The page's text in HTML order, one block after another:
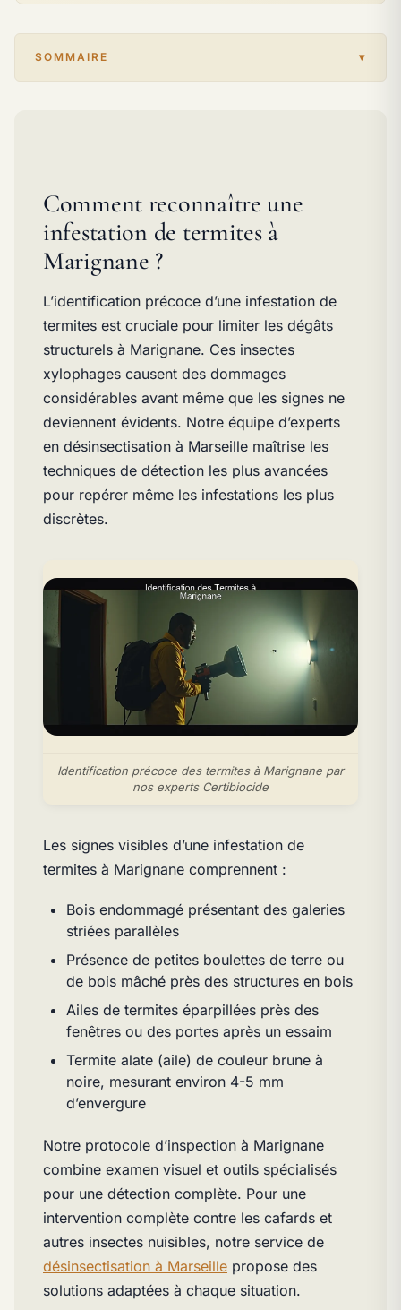
SOMMAIRE
Comment reconnaître une
infestation de termites à
Marignane ?
L’identification précoce d’une infestation de
termites est cruciale pour limiter les dégâts
structurels à Marignane. Ces insectes
xylophages causent des dommages
considérables avant même que les signes ne
deviennent évidents. Notre équipe d’experts
en désinsectisation à Marseille maîtrise les
techniques de détection les plus avancées
pour repérer même les infestations les plus
discrètes.
Identification précoce des termites à Marignane par
nos experts Certibiocide
Les signes visibles d’une infestation de
termites à Marignane comprennent :
Bois endommagé présentant des galeries
striées parallèles
Présence de petites boulettes de terre ou
de bois mâché près des structures en bois
Ailes de termites éparpillées près des
fenêtres ou des portes après un essaim
Termite alate (aile) de couleur brune à
noire, mesurant environ 4-5 mm
d’envergure
Notre protocole d’inspection à Marignane
combine examen visuel et outils spécialisés
pour une détection complète. Pour une
intervention complète contre les cafards et
autres insectes nuisibles, notre service de
désinsectisation à Marseille propose des
solutions adaptées à chaque situation.